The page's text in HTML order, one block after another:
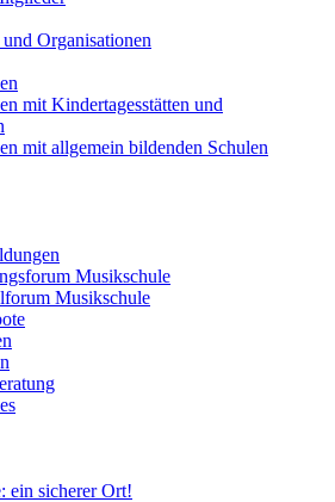
Organisationen
mit Kindertagesstätten und
mit allgemein bildenden Schulen
Musikschule
Musikschule
ein sicherer Ort!